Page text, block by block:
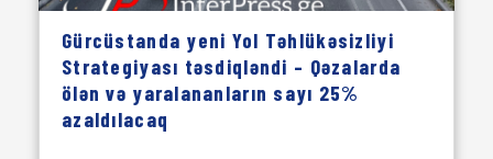
Gürcüstanda yeni Yol Təhlükəsizliyi
Strategiyası təsdiqləndi – Qəzalarda
ölən və yaralananların sayı 25%
azaldılacaq